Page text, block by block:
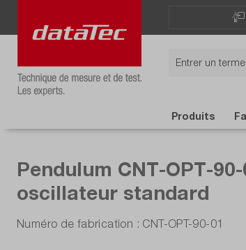
Produits
Pendulum CNT-OPT-
oscillateur standard
Numéro de fabrication : CNT-OPT-90-01